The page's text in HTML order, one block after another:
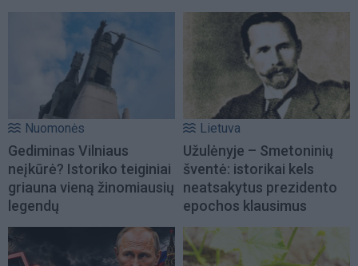
Nuomonės
Gediminas Vilniaus
neįkūrė? Istoriko teiginiai
griauna vieną žinomiausių
legendų
Lietuva
Užulėnyje – Smetoninių
šventė: istorikai kels
neatsakytus prezidento
epochos klausimus